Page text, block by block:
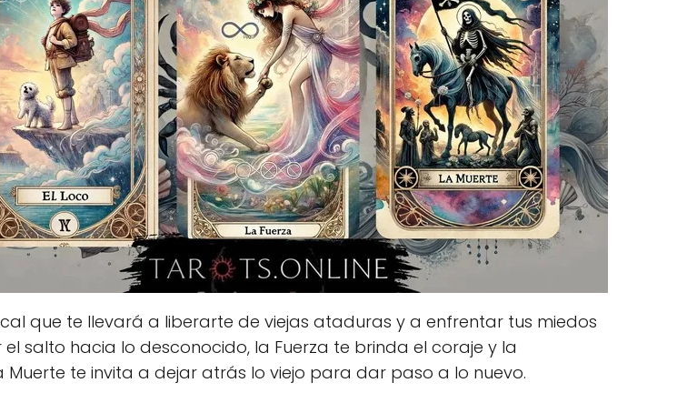
que te llevará a liberarte de viejas ataduras y a enfrentar tus miedos
salto hacia lo desconocido, la Fuerza te brinda el coraje y la
te invita a dejar atrás lo viejo para dar paso a lo nuevo.